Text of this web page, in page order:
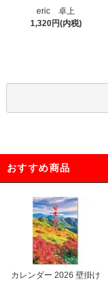
eric 卓上
1,320円(内税)
おすすめ商品
カレンダー 2026 壁掛け